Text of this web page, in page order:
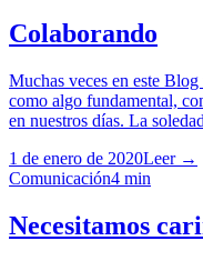
Colaborando
Muchas veces en este
como algo fundamental,
en nuestros días. La
1 de enero de 2020Leer →
Comunicación4 min
Necesitamos